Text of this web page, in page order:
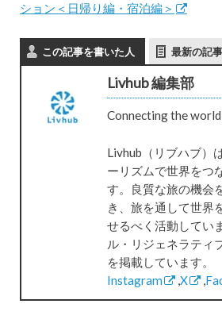
ション＜日帰り編・宿泊編＞
この記事を書いた人 最新の記事
Livhub 編集部
Connecting the
Livhub（リブハブ）
ーリズムで世界をつ
す。良質な旅の機会
き、旅を通して世界
せるべく活動してい
ル・リジェネラティ
を掲載しています。
Instagram
,X ,